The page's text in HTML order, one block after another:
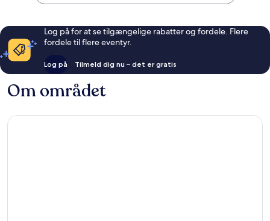
Log på for at se tilgængelige rabatter og fordele. Flere
fordele til flere eventyr.
Log på Tilmeld dig nu – det er gratis
Om området